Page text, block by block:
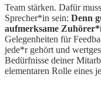
Team stärken. Dafür
Sprecher*in sein: Denn
aufmerksame
Gelegenheiten für
jede*r gehört und
Bedürfnisse deiner
elementaren Rolle eines